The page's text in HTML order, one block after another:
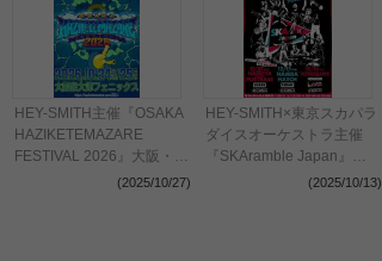
HEY-SMITH主催『OSAKA
HAZIKETEMAZARE
FESTIVAL 2026』大阪・泉
大津フェニックスでの
(2025/10/27)
HEY-SMITH×東京スカパラ
ダイスオーケストラ主催
『SKAramble Japan』
SHANK、MONGOL800、
(2025/10/13)